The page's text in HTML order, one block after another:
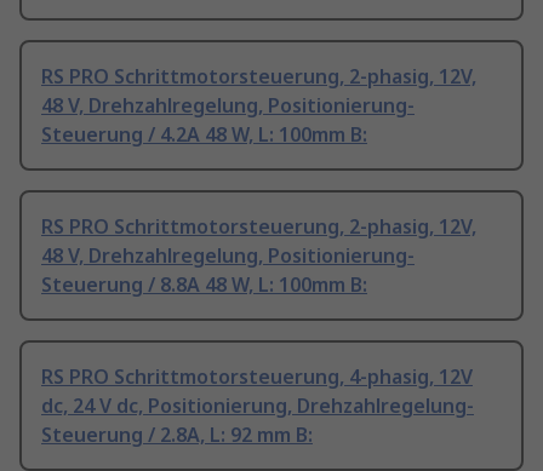
RS PRO Schrittmotorsteuerung, 2-phasig, 12V,
48 V, Drehzahlregelung, Positionierung-
Steuerung / 4.2A 48 W, L: 100mm B:
RS PRO Schrittmotorsteuerung, 2-phasig, 12V,
48 V, Drehzahlregelung, Positionierung-
Steuerung / 8.8A 48 W, L: 100mm B:
RS PRO Schrittmotorsteuerung, 4-phasig, 12V
dc, 24 V dc, Positionierung, Drehzahlregelung-
Steuerung / 2.8A, L: 92 mm B: